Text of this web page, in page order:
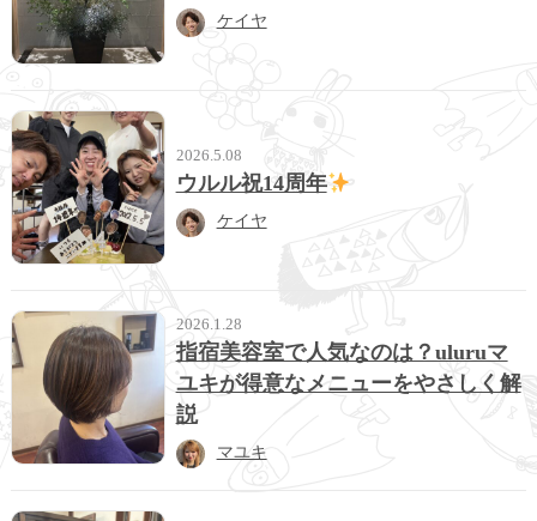
ケイヤ
2026.5.08
ウルル祝14周年
ケイヤ
2026.1.28
指宿美容室で人気なのは？uluruマ
ユキが得意なメニューをやさしく解
説
マユキ